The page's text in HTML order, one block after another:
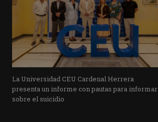
La Universidad CEU Cardenal Herrera
presenta un informe con pautas para informar
sobre el suicidio